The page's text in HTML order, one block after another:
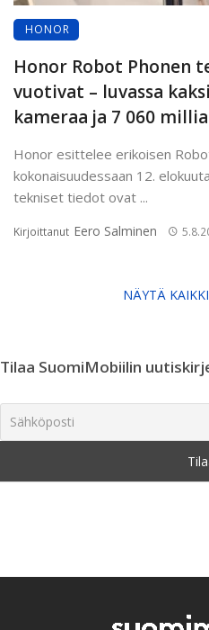
HONOR
Honor Robot Phonen
vuotivat – luvassa
kameraa ja 7 060
Honor esittelee erikoisen
kokonaisuudessaan 12.
tekniset tiedot ovat ...
Kirjoittanut Eero Salminen
NÄYTÄ
Tilaa SuomiMobiilin